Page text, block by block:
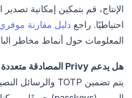
الإنتاج، قم بتمكين إمكانية
احتياطيًا. راجع دليل مقارنة موفري
المعلومات حول أنماط مخاطر
هل يدعم Privy المصادقة متعددة العوامل (MFA)؟